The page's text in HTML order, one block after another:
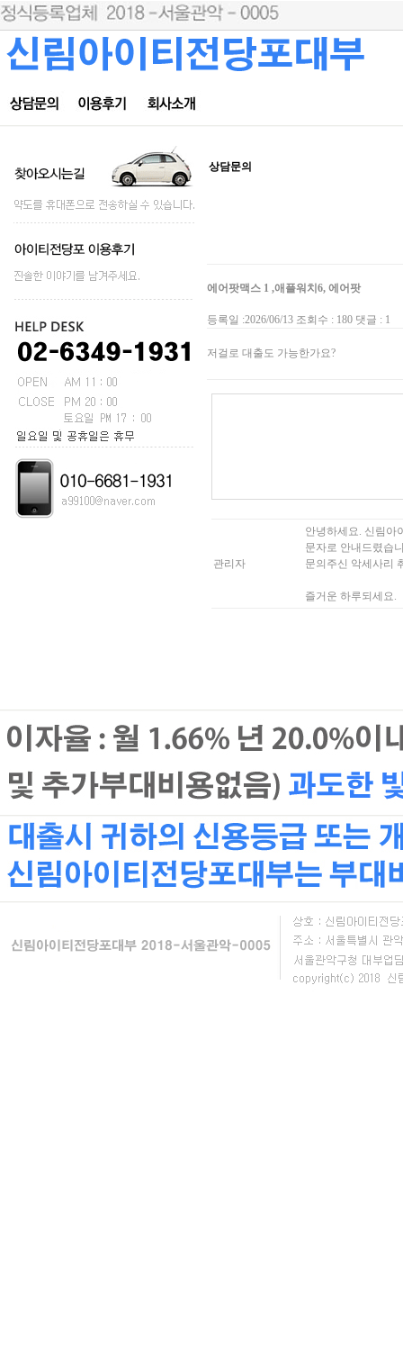
상담문의
에어팟맥스 1 ,애플워치6, 에어팟
등록일 :2026/06/13 조회수 : 180 댓글 : 1
저걸로 대출도 가능한가요?
관리자
안녕하세요. 신림아
문자로 안내드렸습
문의주신 악세사리
즐거운 하루되세요.